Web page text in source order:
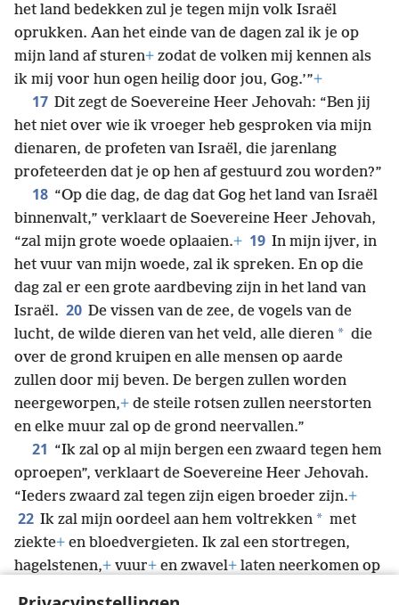
het land bedekken zul je tegen mijn volk Israël
oprukken. Aan het einde van de dagen zal ik je op
mijn land af sturen+ zodat de volken mij kennen als
ik mij voor hun ogen heilig door jou, Gog.’”+
17 Dit zegt de Soevereine Heer Jehovah: “Ben jij
het niet over wie ik vroeger heb gesproken via mijn
dienaren, de profeten van Israël, die jarenlang
profeteerden dat je op hen af gestuurd zou worden?”
18 “Op die dag, de dag dat Gog het land van Israël
binnenvalt,” verklaart de Soevereine Heer Jehovah,
“zal mijn grote woede oplaaien.+ 19 In mijn ijver, in
het vuur van mijn woede, zal ik spreken. En op die
dag zal er een grote aardbeving zijn in het land van
Israël. 20 De vissen van de zee, de vogels van de
lucht, de wilde dieren van het veld, alle dieren * die
over de grond kruipen en alle mensen op aarde
zullen door mij beven. De bergen zullen worden
neergeworpen,+ de steile rotsen zullen neerstorten
en elke muur zal op de grond neervallen.”
21 “Ik zal op al mijn bergen een zwaard tegen hem
oproepen”, verklaart de Soevereine Heer Jehovah.
“Ieders zwaard zal tegen zijn eigen broeder zijn.+
22 Ik zal mijn oordeel aan hem voltrekken * met
ziekte+ en bloedvergieten. Ik zal een stortregen,
hagelstenen,+ vuur+ en zwavel+ laten neerkomen op